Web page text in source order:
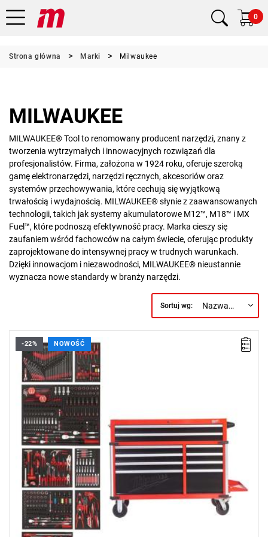
0
Strona główna Marki Milwaukee
MILWAUKEE
MILWAUKEE® Tool to renomowany producent narzędzi, znany z
tworzenia wytrzymałych i innowacyjnych rozwiązań dla
profesjonalistów. Firma, założona w 1924 roku, oferuje szeroką
gamę elektronarzędzi, narzędzi ręcznych, akcesoriów oraz
systemów przechowywania, które cechują się wyjątkową
trwałością i wydajnością. MILWAUKEE® słynie z zaawansowanych
technologii, takich jak systemy akumulatorowe M12™, M18™ i MX
Fuel™, które podnoszą efektywność pracy. Marka cieszy się
zaufaniem wśród fachowców na całym świecie, oferując produkty
zaprojektowane do intensywnej pracy w trudnych warunkach.
Dzięki innowacjom i niezawodności, MILWAUKEE® nieustannie
wyznacza nowe standardy w branży narzędzi.
Sortuj wg: Nazwa, A do Z
Zestaw 501 narzędzi dla branży motoryzacyjnej w wytrzymałym
wózku TOOLGUARD™.
Aktualnie wózek z wyposażeniem jest niedostępny. Planowane
uzupełnienie stanów magazynowych: 18.08.2026r.
Kup wózek narzędziowy z wyposażeniem i otrzymaj
FMTIW2F12-502X Klucz udarowy 1/2" o średnim momencie
obrotowym za 2 zł.
Promocja wyłącznie dla klientów z branży motoryzacyjnej
posiadających NIP.
-22% NOWOŚĆ